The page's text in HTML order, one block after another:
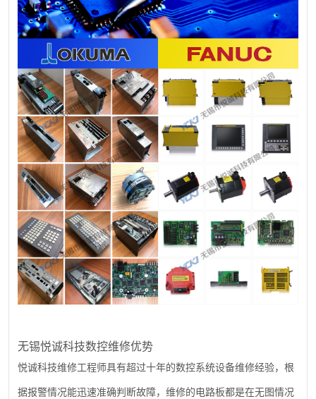
无锡悦诚科技数控维修优势
悦诚科技维修工程师具有超过十年的数控系统设备维修经验，根
据报警情况能迅速准确判断故障，维修的电路板都是在无图情况